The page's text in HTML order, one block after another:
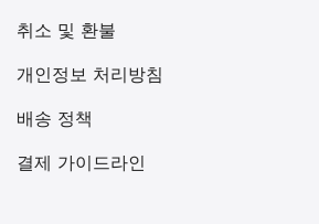
취소 및 환불
개인정보 처리방침
배송 정책
결제 가이드라인